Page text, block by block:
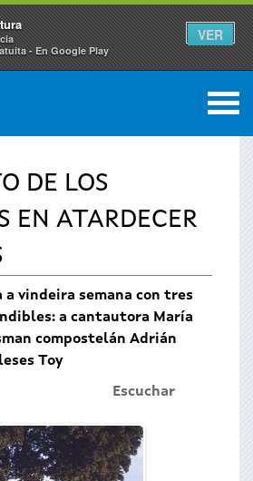
- En Google Play
VER
0
DE LOS
EN ATARDECER
a vindeira semana con tres
a cantautora María
compostelán Adrián
Toy
Escuchar